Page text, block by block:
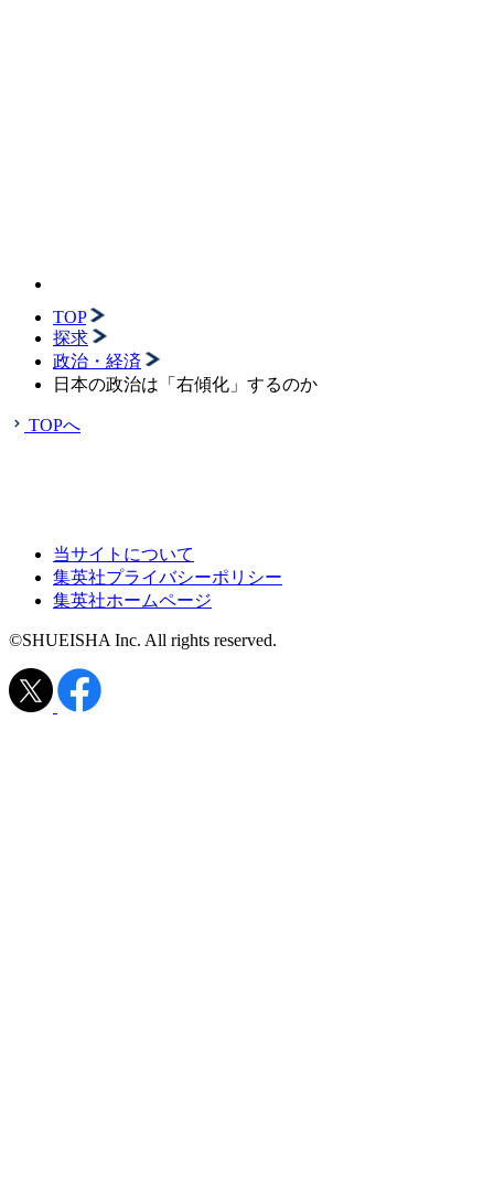
TOP
探求
政治・経済
日本の政治は「右傾化」するのか
TOPへ
当サイトについて
集英社プライバシーポリシー
集英社ホームページ
©SHUEISHA Inc. All rights reserved.